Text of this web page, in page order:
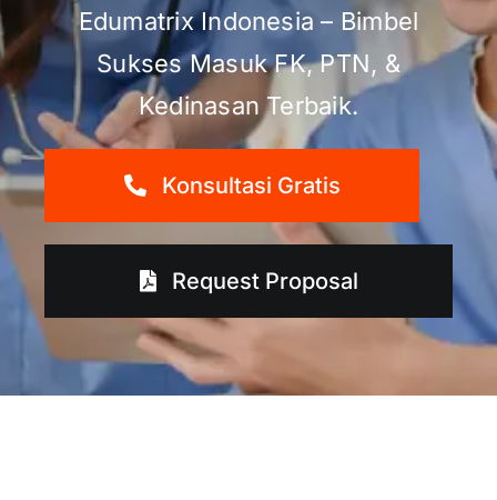
Edumatrix Indonesia – Bimbel
Sukses Masuk FK, PTN, &
Kedinasan Terbaik.
Konsultasi Gratis
Request Proposal